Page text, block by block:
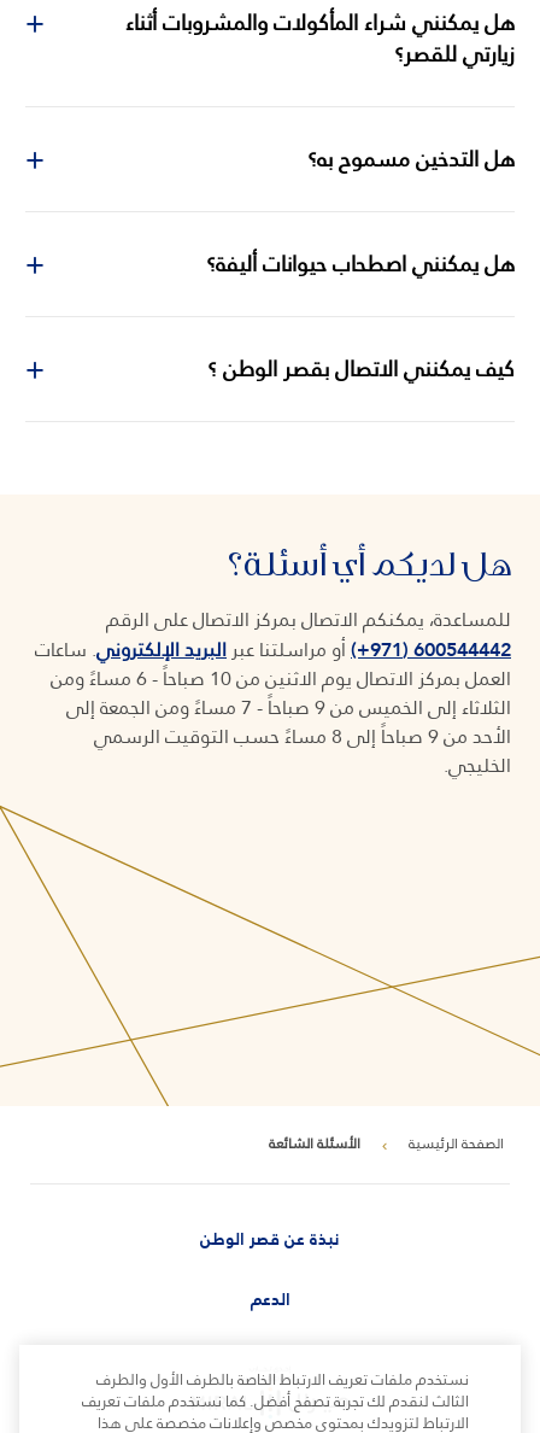
هل يمكنني شراء المأكولات والمشروبات أثناء
زيارتي للقصر؟
هل التدخين مسموح به؟
هل يمكنني اصطحاب حيوانات أليفة؟
كيف يمكنني الاتصال بقصر الوطن ؟
هل لديكم أي أسئلة؟
للمساعدة، يمكنكم الاتصال بمركز الاتصال على الرقم
600544442 (971+)
أو مراسلتنا عبرالبريد الإلكتروني. ساعات
العمل بمركز الاتصال يوم الاثنين من 10 صباحاً - 6 مساءً ومن
الثلاثاء إلى الخميس من 9 صباحاً - 7 مساءً ومن الجمعة إلى
الأحد من 9 صباحاً إلى 8 مساءً حسب التوقيت الرسمي
الخليجي.
الصفحة الرئيسية الأسئلة الشائعة
نبذة عن قصر الوطن
الدعم
نستخدم ملفات تعريف الارتباط الخاصة بالطرف الأول والطرف
الثالث لنقدم لك تجربة تصفح أفضل. كما نستخدم ملفات تعريف
الارتباط لتزويدك بمحتوى مخصص وإعلانات مخصصة على هذا